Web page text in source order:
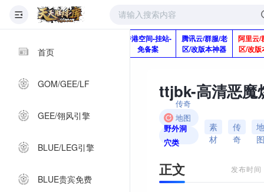
首页
GOM/GEE/LF
GEE/翎风引擎
BLUE/LEG引擎
BLUE贵宾免费
Q920992345
香港空间-挂站-
免备案
腾讯云/群服/老
区/改版本神器
阿里云/
区/改版
传奇
地图
素材
野外洞
穴类
素
材
传
奇
地
图
正文 发布时